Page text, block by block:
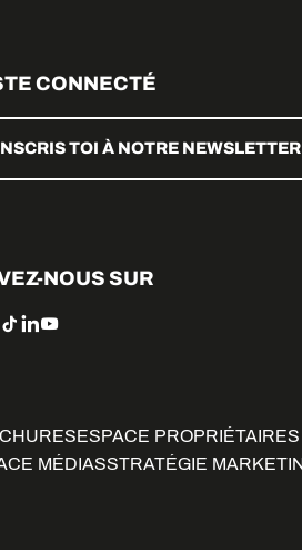
CONNECTÉ
TOI À NOTRE NEWSLETTER
NOUS SUR
ESPACE
MÉDIASSTRATÉGIE